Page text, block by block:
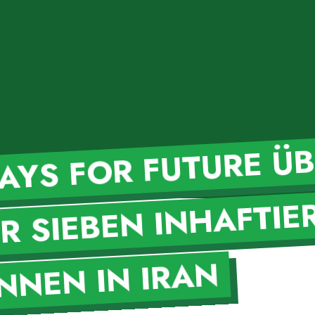
FOR
SIEBEN
IN IRAN